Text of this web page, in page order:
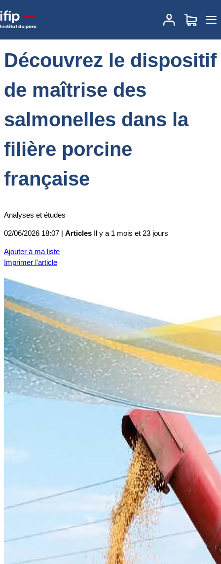
Accueil
Découvrez le dispositif de maîtrise des
salmonelles dans la filière porcine française
Découvrez le dispositif
de maîtrise des
salmonelles dans la
filière porcine
française
Analyses et études
02/06/2026 18:07 | Articles Il y a 1 mois et 23 jours
Ajouter à ma liste
Imprimer l'article